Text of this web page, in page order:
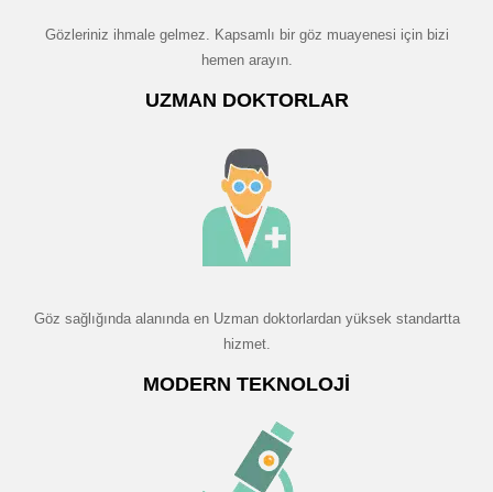
Gözleriniz ihmale gelmez. Kapsamlı bir göz muayenesi için bizi
hemen arayın.
UZMAN DOKTORLAR
Göz sağlığında alanında en Uzman doktorlardan yüksek standartta
hizmet.
MODERN TEKNOLOJI